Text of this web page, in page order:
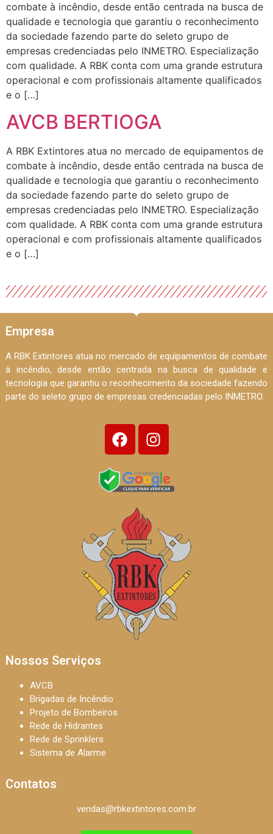
combate à incêndio, desde então centrada na busca de
qualidade e tecnologia que garantiu o reconhecimento
da sociedade fazendo parte do seleto grupo de
empresas credenciadas pelo INMETRO. Especialização
com qualidade. A RBK conta com uma grande estrutura
operacional e com profissionais altamente qualificados
e o […]
AVCB BERTIOGA
A RBK Extintores atua no mercado de equipamentos de
combate à incêndio, desde então centrada na busca de
qualidade e tecnologia que garantiu o reconhecimento
da sociedade fazendo parte do seleto grupo de
empresas credenciadas pelo INMETRO. Especialização
com qualidade. A RBK conta com uma grande estrutura
operacional e com profissionais altamente qualificados
e o […]
Empresa
A RBK Extintores atua no mercado de equipamentos de combate
à incêndio, desde então centrada na busca de qualidade e
tecnologia que garantiu o reconhecimento da sociedade fazendo
parte do seleto grupo de empresas credenciadas pelo INMETRO.
Nossos Serviços
AVCB
Brigadas de Incêndio
Projeto de Bombeiros
Rede de Hidrantes
Rede de Sprinklers
Sistema de Alarme
Contatos
vendas@rbkextintores.com.br